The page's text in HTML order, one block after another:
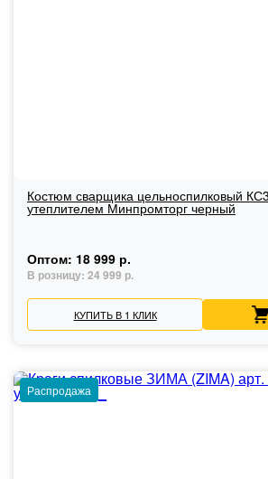
Костюм сварщика цельноспилковый
утеплителем Минпромторг черный
Оптом: 18 999 р.
В розницу: 24 999 р.
КУПИТЬ В 1 КЛИК
Распродажа